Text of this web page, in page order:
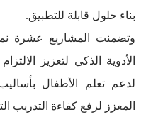
بناء حلول قابلة للتطبيق.
وتضمنت المشاريع عشرة
الأدوية الذكي لتعزيز
لدعم تعلم الأطفال
المعزز لرفع كفاءة التدريب